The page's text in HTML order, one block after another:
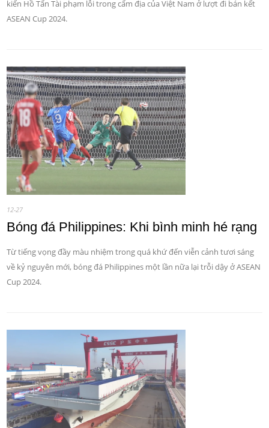
kiến Hồ Tấn Tài phạm lỗi trong cấm địa của Việt Nam ở lượt đi bán kết
ASEAN Cup 2024.
12-27
Bóng đá Philippines: Khi bình minh hé rạng
Từ tiếng vọng đầy màu nhiệm trong quá khứ đến viễn cảnh tươi sáng
về kỷ nguyên mới, bóng đá Philippines một lần nữa lại trỗi dậy ở ASEAN
Cup 2024.